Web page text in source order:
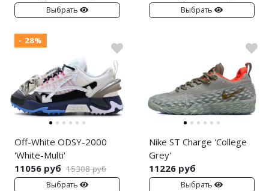
Выбрать Выбрать
- 28%
Off-White ODSY-2000
'White-Multi'
11056 руб 15308 руб
Выбрать
Nike ST Charge 'College
Grey'
11226 руб
Выбрать